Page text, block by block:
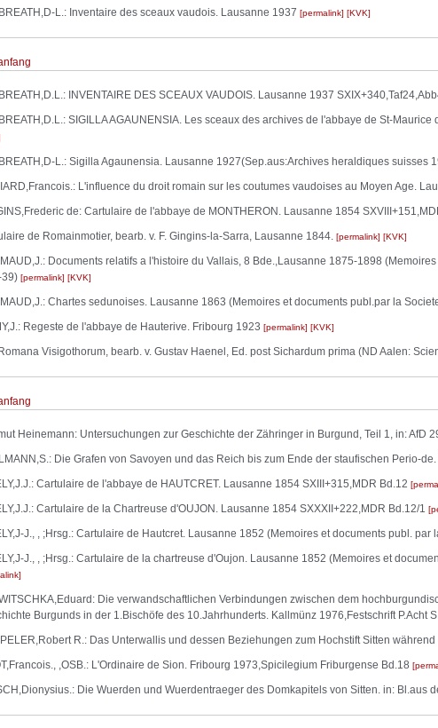
L.: Inventaire des sceaux vaudois. Lausanne 1937 permalink KVK
INVENTAIRE DES SCEAUX VAUDOIS. Lausanne 1937
SIGILLA AGAUNENSIA. Les sceaux des archives de l'abbaye de St-
L.: Sigilla Agaunensia. Lausanne 1927(Sep.aus:Archives heraldiques suisses
L'influence du droit romain sur les coutumes vaudoises au Moyen Age.
de: Cartulaire de l'abbaye de MONTHERON. Lausanne 1854
de Romainmotier, bearb. v. F. Gingins-la-Sarra, Lausanne 1844. permalink KVK
Documents relatifs a l'histoire du Vallais, 8 Bde.,Lausanne 1875-1898
permalink KVK
Chartes sedunoises. Lausanne 1863 (Memoires et documents publ.par la
Regeste de l'abbaye de Hauterive. Fribourg 1923 permalink KVK
Visigothorum, bearb. v. Gustav Haenel, Ed. post Sichardum prima (ND Aalen:
Heinemann: Untersuchungen zur Geschichte der Zähringer in Burgund, Teil 1, in: AfD
Die Grafen von Savoyen und das Reich bis zum Ende der staufischen Perio-
Cartulaire de l'abbaye de HAUTCRET. Lausanne 1854 SXIII+315,MDR Bd.12
Cartulaire de la Chartreuse d'OUJON. Lausanne 1854 SXXXII+222,MDR Bd.12/1
J., , ;Hrsg.: Cartulaire de Hautcret. Lausanne 1852 (Memoires et documents publ.
J., , ;Hrsg.: Cartulaire de la chartreuse d'Oujon. Lausanne 1852 (Memoires et
Die verwandschaftlichen Verbindungen zwischen dem
Burgunds in der 1.Bischöfe des 10.Jahrhunderts. Kallmünz 1976,Festschrift P.Acht
R.: Das Unterwallis und dessen Beziehungen zum Hochstift Sitten
,OSB.: L'Ordinaire de Sion. Fribourg 1973,Spicilegium Friburgense Bd.18
Die Wuerden und Wuerdentraeger des Domkapitels von Sitten. in: Bl.aus